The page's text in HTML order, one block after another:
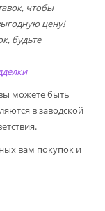
чтобы
цену!
будьте
можете быть
в заводской
вам покупок и